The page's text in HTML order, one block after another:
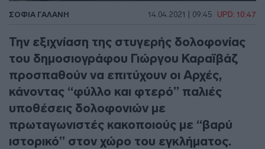
ΣΟΦΊΑ ΓΑΛΆΝΗ 14.04.2021 | 09:45 UPD: 10:47
Την εξιχνίαση της στυγερής δολοφονίας
του δημοσιογράφου Γιώργου Καραϊβάζ
προσπαθούν να επιτύχουν οι Αρχές,
κάνοντας “φύλλο και φτερό” παλιές
υποθέσεις δολοφονιών με
πρωταγωνιστές κακοποιούς με “βαρύ
ιστορικό” στον χώρο του εγκλήματος.